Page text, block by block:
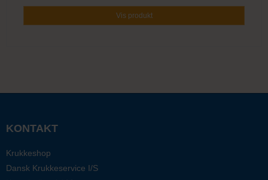
Vis produkt
KONTAKT
Krukkeshop
Dansk Krukkeservice I/S